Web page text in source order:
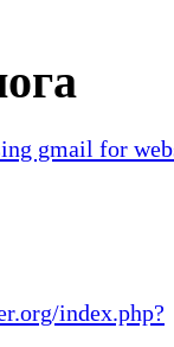
gmail for
index.php?